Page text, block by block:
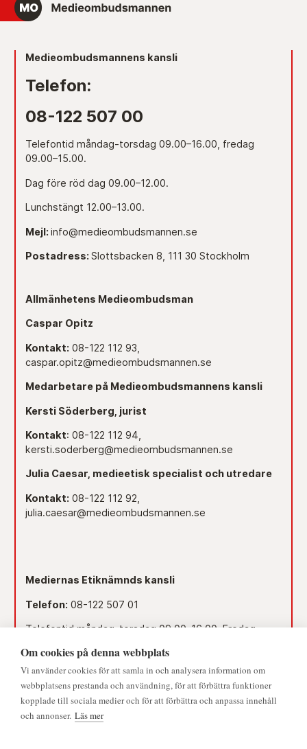
Medieombudsmannens kansli
Telefon:
08-122 507 00
Telefontid måndag-torsdag 09.00–16.00, fredag
09.00–15.00.
Dag före röd dag 09.00–12.00.
Lunchstängt 12.00–13.00.
Mejl: info@medieombudsmannen.se
Postadress: Slottsbacken 8, 111 30 Stockholm
Allmänhetens Medieombudsman
Caspar Opitz
Kontakt: 08-122 112 93,
caspar.opitz@medieombudsmannen.se
Medarbetare på Medieombudsmannens kansli
Kersti Söderberg, jurist
Kontakt: 08-122 112 94,
kersti.soderberg@medieombudsmannen.se
Julia Caesar, medieetisk specialist och utredare
Kontakt: 08-122 112 92,
julia.caesar@medieombudsmannen.se
Mediernas Etiknämnds kansli
Telefon: 08-122 507 01
Telefontid måndag-torsdag 09.00–16.00. Fredag
Dag före röd dag 09.00–12.00.
Lunchstängt 12.00–13.00.
Mejl:namnden@medieombudsmannen.se
Om cookies på denna webbplats
Vi använder cookies för att samla in och analysera information om
webbplatsens prestanda och användning, för att förbättra funktioner
kopplade till sociala medier och för att förbättra och anpassa innehåll
och annonser. Läs mer